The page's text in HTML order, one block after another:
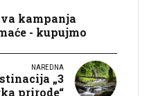
kampanja
- kupujmo
NAREDNA
„3
prirode“